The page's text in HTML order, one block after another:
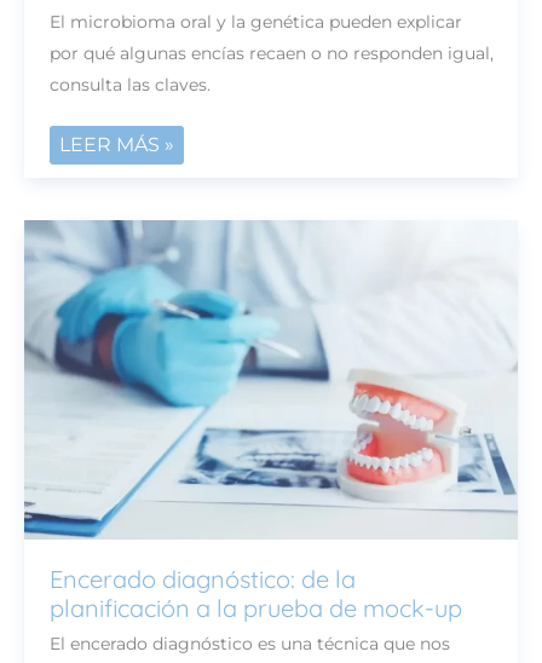
El microbioma oral y la genética pueden explicar
por qué algunas encías recaen o no responden igual,
consulta las claves.
MICROBIOMA
ORAL:
QUÉ
DE
TUS
LEER MÁS »
Encerado diagnóstico: de la
planificación a la prueba de mock-up
El encerado diagnóstico es una técnica que nos
ENCERADO
DIAGNÓSTICO:
DE